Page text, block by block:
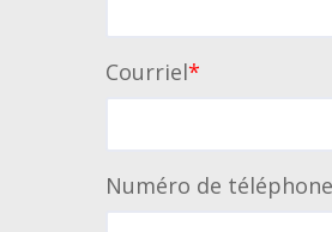
Courriel*
Numéro de